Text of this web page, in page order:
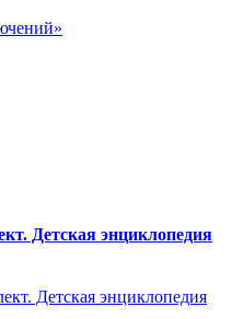
Детская энциклопедия